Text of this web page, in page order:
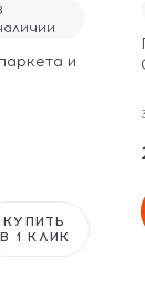
и
КУПИТЬ
В 1 КЛИК